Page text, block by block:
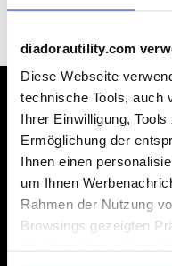
diadorautility.com
Diese Webseite
technische Tools, auch
Ihrer Einwilligung,
Ermöglichung der
Ihnen einen
um Ihnen
Rahmen der Nutzung
Browsings gezeigten
Einige